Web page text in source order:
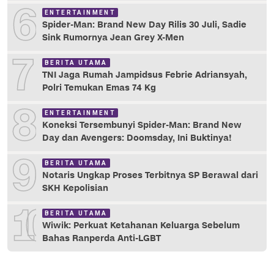
6 ENTERTAINMENT
Spider-Man: Brand New Day Rilis 30 Juli, Sadie
Sink Rumornya Jean Grey X-Men
7 BERITA UTAMA
TNI Jaga Rumah Jampidsus Febrie Adriansyah,
Polri Temukan Emas 74 Kg
8 ENTERTAINMENT
Koneksi Tersembunyi Spider-Man: Brand New
Day dan Avengers: Doomsday, Ini Buktinya!
9 BERITA UTAMA
Notaris Ungkap Proses Terbitnya SP Berawal dari
SKH Kepolisian
10 BERITA UTAMA
Wiwik: Perkuat Ketahanan Keluarga Sebelum
Bahas Ranperda Anti-LGBT